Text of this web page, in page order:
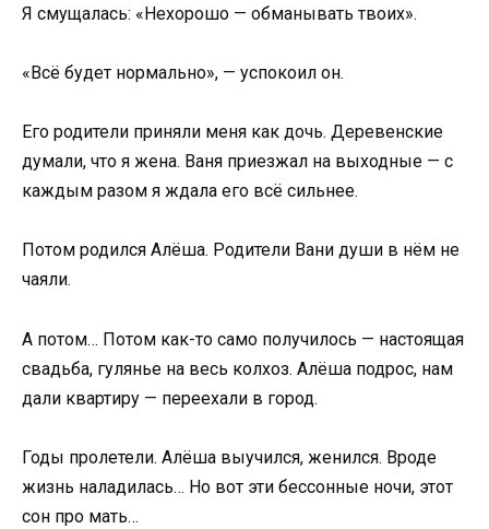
Я смущалась: «Нехорошо — обманывать твоих».
«Всё будет нормально», — успокоил он.
Его родители приняли меня как дочь. Деревенские
думали, что я жена. Ваня приезжал на выходные — с
каждым разом я ждала его всё сильнее.
Потом родился Алёша. Родители Вани души в нём не
чаяли.
А потом… Потом как-то само получилось — настоящая
свадьба, гулянье на весь колхоз. Алёша подрос, нам
дали квартиру — переехали в город.
Годы пролетели. Алёша выучился, женился. Вроде
жизнь наладилась… Но вот эти бессонные ночи, этот
сон про мать…